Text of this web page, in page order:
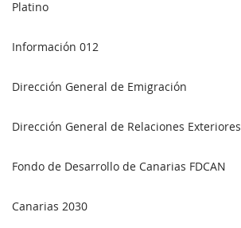
Platino
Información 012
Dirección General de Emigración
Dirección General de Relaciones Exteriores
Fondo de Desarrollo de Canarias FDCAN
Canarias 2030